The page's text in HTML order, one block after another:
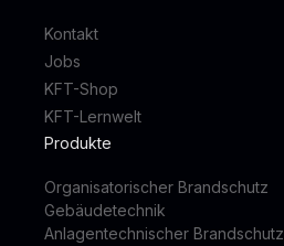
Kontakt
Jobs
KFT-Shop
KFT-Lernwelt
Produkte
Organisatorischer Brandschutz
Gebäudetechnik
Anlagentechnischer Brandschutz